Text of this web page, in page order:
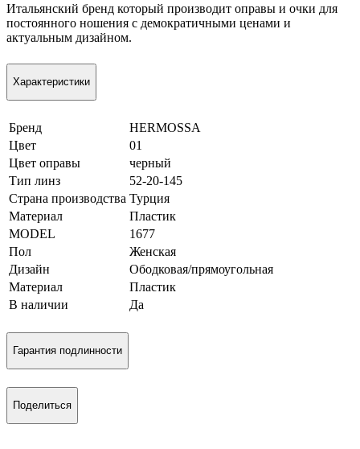
Итальянский бренд который производит оправы и очки для
постоянного ношения с демократичными ценами и
актуальным дизайном.
Характеристики
Бренд
HERMOSSA
Цвет
01
Цвет оправы
черный
Тип линз
52-20-145
Страна производства Турция
Материал
Пластик
MODEL
1677
Пол
Женская
Дизайн
Ободковая/прямоугольная
Материал
Пластик
В наличии
Да
Гарантия подлинности
Поделиться